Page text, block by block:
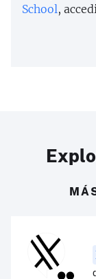
School,